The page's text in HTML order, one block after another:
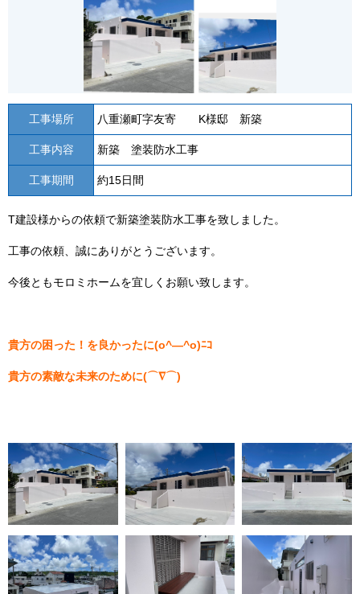
工事場所 八重瀬町字友寄 K様邸 新築
工事内容 新築 塗装防水工事
工事期間 約15日間
T建設様からの依頼で新築塗装防水工事を致しました。
工事の依頼、誠にありがとうございます。
今後ともモロミホームを宜しくお願い致します。
貴方の困った！を良かったに(o^―^o)ﾆｺ
貴方の素敵な未来のために(⌒∇⌒)